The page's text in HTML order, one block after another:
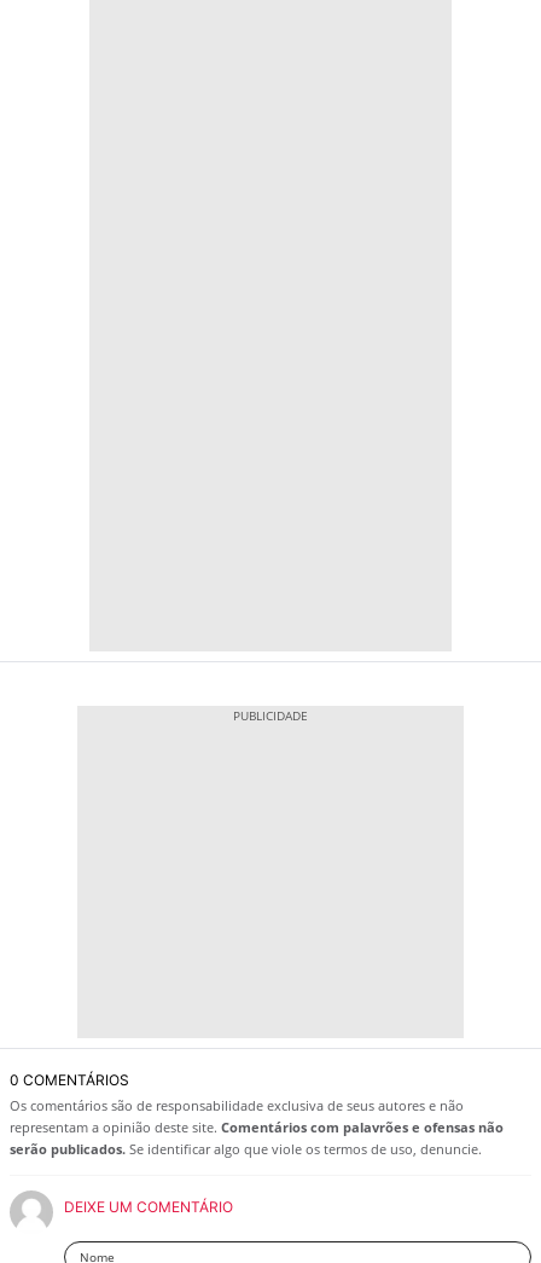
0 COMENTÁRIOS
Os comentários são de responsabilidade exclusiva de seus autores e não
representam a opinião deste site. Comentários com palavrões e ofensas não
serão publicados. Se identificar algo que viole os termos de uso, denuncie.
DEIXE UM COMENTÁRIO
Nome